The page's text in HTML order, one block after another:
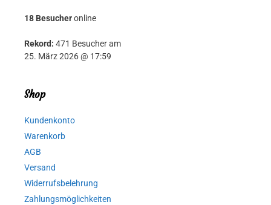
18 Besucheronline
Rekord: 471 Besucher am
25. März 2026 @ 17:59
Shop
Kundenkonto
Warenkorb
AGB
Versand
Widerrufsbelehrung
Zahlungsmöglichkeiten